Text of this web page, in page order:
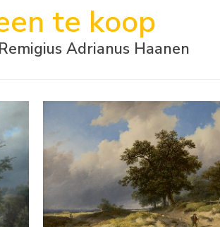
te koop
Adrianus Haanen